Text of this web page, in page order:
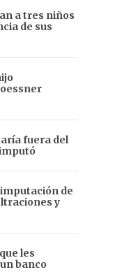
a tres niños
de sus
fuera del
de
y
les
banco